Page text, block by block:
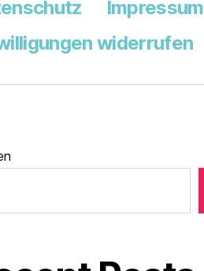
Impressum
widerrufen